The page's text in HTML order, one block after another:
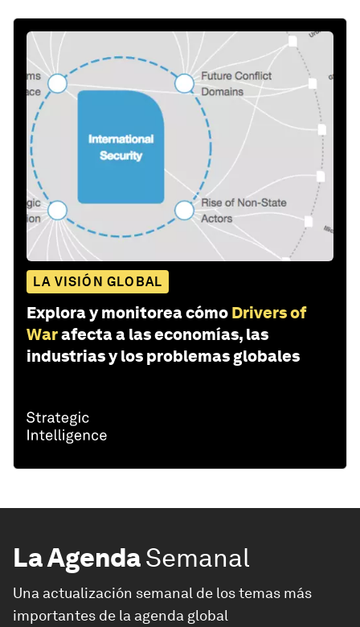
LA VISIÓN GLOBAL
Explora y monitorea cómo Drivers of
Warafecta a las economías, las
industrias y los problemas globales
La AgendaSemanal
Una actualización semanal de los temas más
importantes de la agenda global